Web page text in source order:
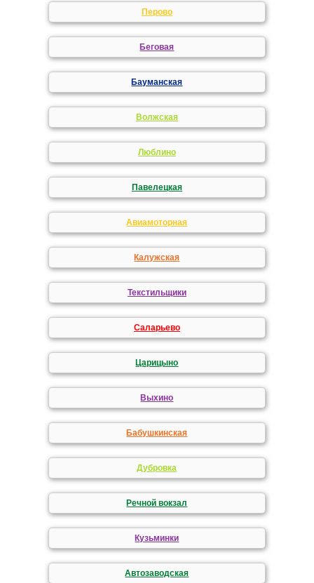
Перово
Беговая
Бауманская
Волжская
Люблино
Павелецкая
Авиамоторная
Калужская
Текстильщики
Саларьево
Царицыно
Выхино
Бабушкинская
Дубровка
Речной вокзал
Кузьминки
Автозаводская